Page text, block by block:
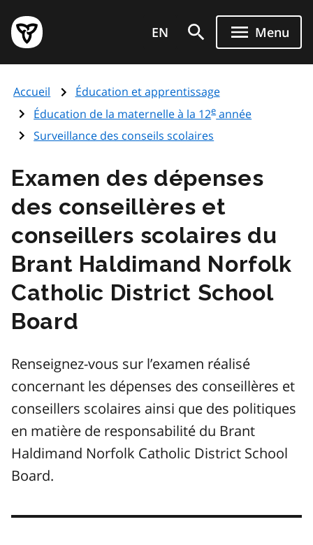
au
contenu
principal
Page
d'accueil
de
l'Ontario
EN Menu
Accueil
Éducation et apprentissage
Éducation de la maternelle à la 12eannée
Surveillance des conseils scolaires
Examen des dépenses
des conseillères et
conseillers scolaires du
Brant Haldimand Norfolk
Catholic District School
Board
Renseignez-vous sur l’examen réalisé
concernant les dépenses des conseillères et
conseillers scolaires ainsi que des politiques
en matière de responsabilité du Brant
Haldimand Norfolk Catholic District School
Board.